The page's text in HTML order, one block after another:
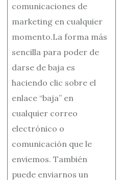
comunicaciones de
marketing en cualquier
momento.La forma más
sencilla para poder de
darse de baja es
haciendo clic sobre el
enlace “baja” en
cualquier correo
electrónico o
comunicación que le
enviemos. También
puede enviarnos un